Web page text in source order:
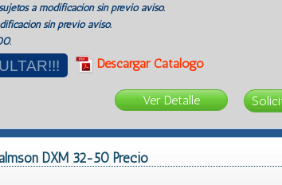
a modificación sin previo aviso.
sin previo aviso.
Descargar Catálogo
Ver Detalle
DXM 32-50 Precio